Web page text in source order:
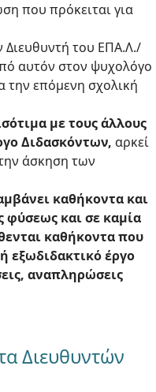
που πρόκειται για
Διευθυντή του ΕΠΑ.Λ./
αυτόν στον ψυχολόγο
την επόμενη σχολική
με τους άλλους
Διδασκόντων, αρκεί
άσκηση των
καθήκοντα και
φύσεως και σε καμία
καθήκοντα που
εξωδιδακτικό έργο
αναπληρώσεις
Διευθυντών